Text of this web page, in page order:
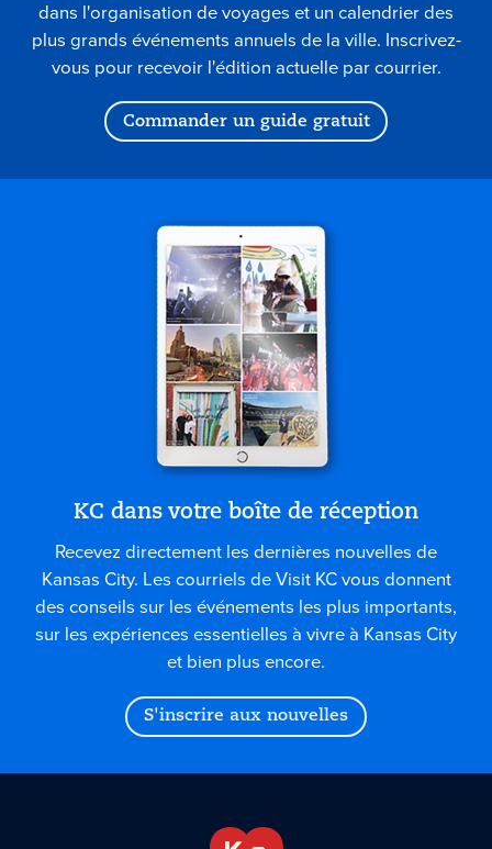
dans l'organisation de voyages et un calendrier des
plus grands événements annuels de la ville. Inscrivez-
vous pour recevoir l'édition actuelle par courrier.
Commander un guide gratuit
KC dans votre boîte de réception
Recevez directement les dernières nouvelles de
Kansas City. Les courriels de Visit KC vous donnent
des conseils sur les événements les plus importants,
sur les expériences essentielles à vivre à Kansas City
et bien plus encore.
S'inscrire aux nouvelles